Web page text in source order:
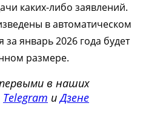
каких-либо заявлений.
в автоматическом
январь 2026 года будет
размере.
в наших
Telegram иДзене